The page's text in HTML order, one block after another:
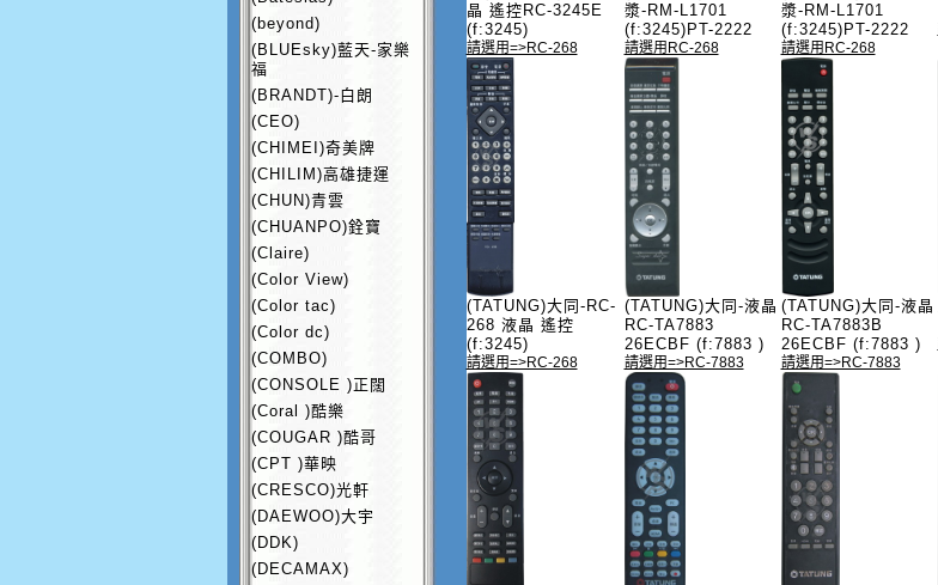
(beyond)
(BLUEsky)藍天-家樂
福
(BRANDT)-白朗
(CEO)
(CHIMEI)奇美牌
(CHILIM)高雄捷運
(CHUN)青雲
(CHUANPO)銓寶
(Claire)
(Color View)
(Color tac)
(Color dc)
(COMBO)
(CONSOLE )正闊
(Coral )酷樂
(COUGAR )酷哥
(CPT )華映
(CRESCO)光軒
(DAEWOO)大宇
(DDK)
(DECAMAX)
晶 遙控RC-3245E
(f:3245)
請選用=>RC-268
漿-RM-L1701
(f:3245)PT-2222
請選用RC-268
漿-RM-L1701
(f:3245)PT-2222
請選用RC-268
(TATUNG)大同-RC-
268 液晶 遙控
(f:3245)
請選用=>RC-268
(TATUNG)大同-液晶
RC-TA7883
26ECBF (f:7883 )
請選用=>RC-7883
(TATUNG)大同-液晶
RC-TA7883B
26ECBF (f:7883 )
請選用=>RC-7883